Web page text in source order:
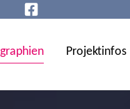
(current)Projektinfos